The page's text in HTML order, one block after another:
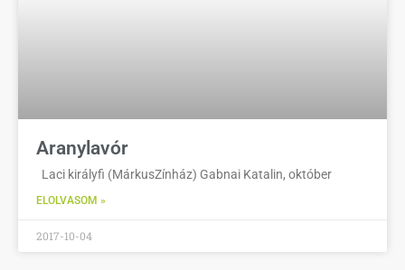
Aranylavór
Laci királyfi (MárkusZínház) Gabnai Katalin, október
ELOLVASOM »
2017-10-04